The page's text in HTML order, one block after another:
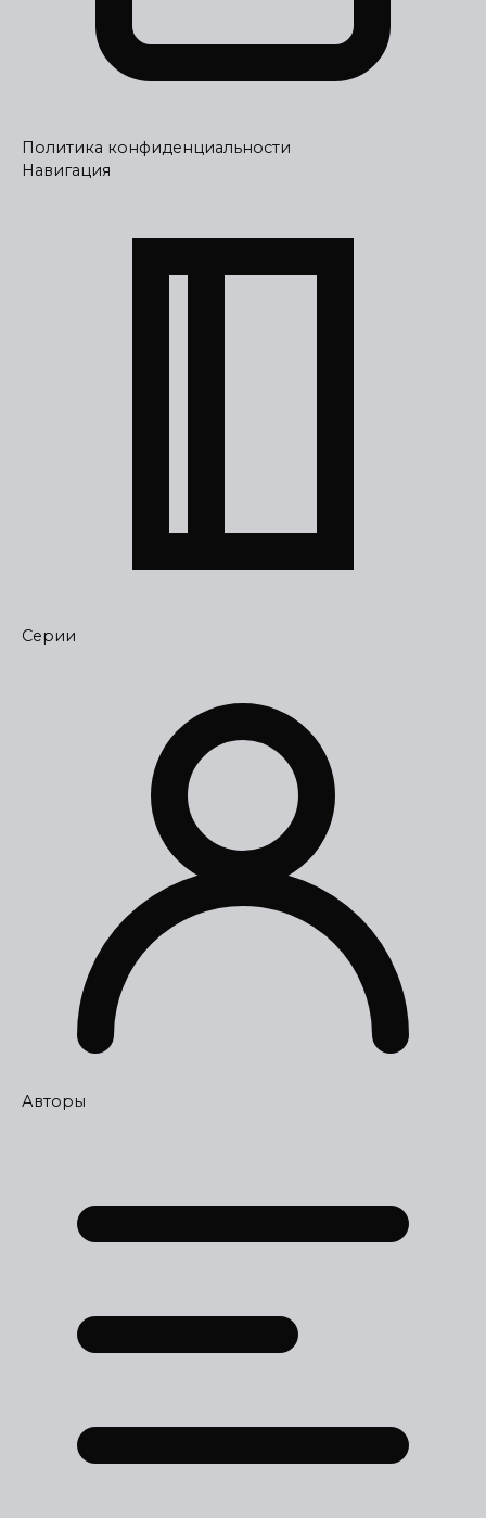
Политика конфиденциальности
Навигация
Серии
Авторы